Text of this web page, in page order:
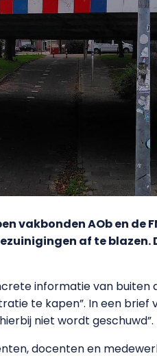
vakbonden AOb en de
af te blazen.
informatie van buiten
te kapen”. In een brief
niet wordt geschuwd”.
docenten en